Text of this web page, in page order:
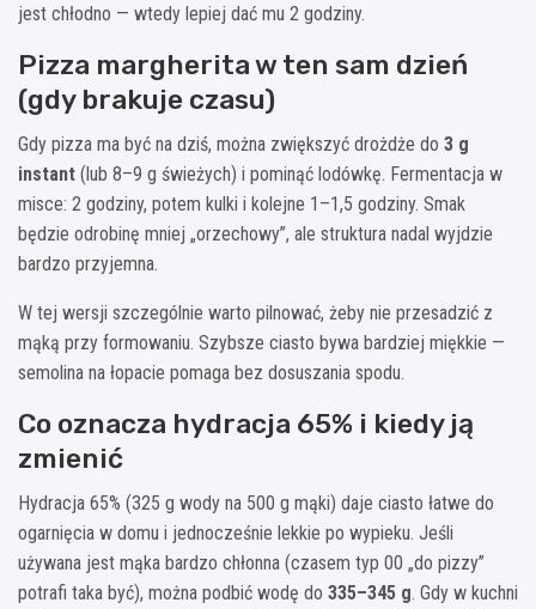
jest chłodno — wtedy lepiej dać mu 2 godziny.
Pizza margherita w ten sam dzień
(gdy brakuje czasu)
Gdy pizza ma być na dziś, można zwiększyć drożdże do 3 g
instant (lub 8–9 g świeżych) i pominąć lodówkę. Fermentacja w
misce: 2 godziny, potem kulki i kolejne 1–1,5 godziny. Smak
będzie odrobinę mniej „orzechowy”, ale struktura nadal wyjdzie
bardzo przyjemna.
W tej wersji szczególnie warto pilnować, żeby nie przesadzić z
mąką przy formowaniu. Szybsze ciasto bywa bardziej miękkie —
semolina na łopacie pomaga bez dosuszania spodu.
Co oznacza hydracja 65% i kiedy ją
zmienić
Hydracja 65% (325 g wody na 500 g mąki) daje ciasto łatwe do
ogarnięcia w domu i jednocześnie lekkie po wypieku. Jeśli
używana jest mąka bardzo chłonna (czasem typ 00 „do pizzy”
potrafi taka być), można podbić wodę do 335–345 g. Gdy w kuchni